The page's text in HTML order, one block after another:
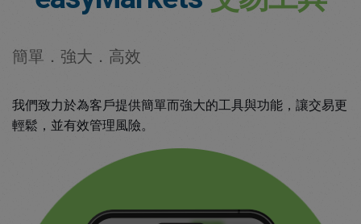
簡單．強大．高效
我們致力於為客戶提供簡單而強大的工具與功能，讓交易更
輕鬆，並有效管理風險。